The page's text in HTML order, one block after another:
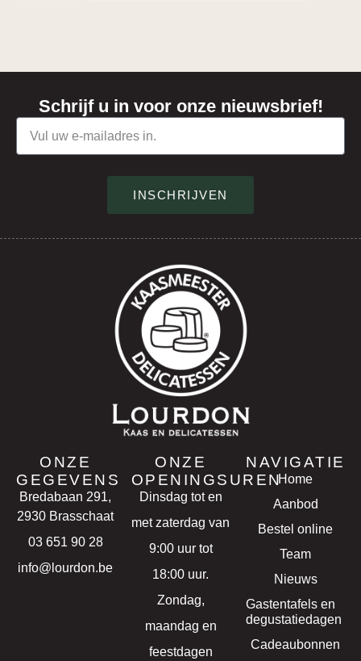
Schrijf u in voor onze nieuwsbrief!
INSCHRIJVEN
ONZE
GEGEVENS
Bredabaan 291,
2930 Brasschaat
03 651 90 28
info@lourdon.be
NAVIGATIE
Home
Aanbod
Bestel online
Team
Nieuws
Gastentafels en
degustatiedagen
Cadeaubonnen
ONZE
OPENINGSUREN
Dinsdag tot en
met zaterdag van
9:00 uur tot
18:00 uur.
Zondag,
maandag en
feestdagen